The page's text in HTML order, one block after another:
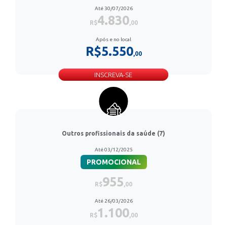
Até 30/07/2026
R$4.830,00
Após e no local
R$5.550,00
INSCREVA-SE
Outros profissionais da saúde (7)
Até 03/12/2025
PROMOCIONAL
R$955,00
Até 26/03/2026
R$1.100,00